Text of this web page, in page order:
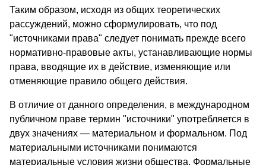
Таким образом, исходя из общих теоретических
рассуждений, можно сформулировать, что под
"источниками права" следует понимать прежде всего
нормативно-правовые акты, устанавливающие нормы
права, вводящие их в действие, изменяющие или
отменяющие правило общего действия.
В отличие от данного определения, в международном
публичном праве термин "источники" употребляется в
двух значениях — материальном и формальном. Под
материальными источниками понимаются
материальные условия жизни общества. Формальные